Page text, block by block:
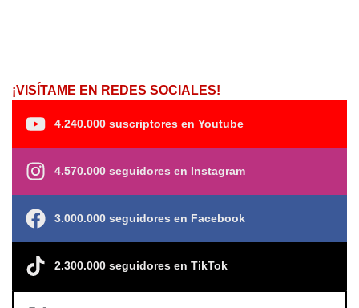
¡VISÍTAME EN REDES SOCIALES!
4.240.000 suscriptores en Youtube
4.570.000 seguidores en Instagram
3.000.000 seguidores en Facebook
2.300.000 seguidores en TikTok